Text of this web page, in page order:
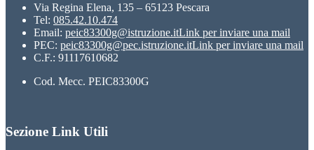
Via Regina Elena, 135 – 65123 Pescara
Tel: 085.42.10.474
Email: peic83300g@istruzione.itLink per inviare una mail
PEC: peic83300g@pec.istruzione.itLink per inviare una mail
C.F.: 91117610682
Cod. Mecc. PEIC83300G
Sezione Link Utili